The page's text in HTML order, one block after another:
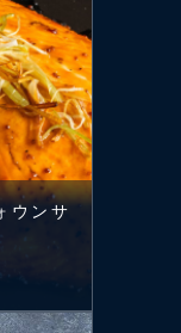
ウンサ